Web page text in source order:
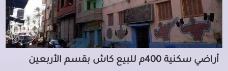
أراضي سكنية 400م للبيع كاش بقسم الأربعين